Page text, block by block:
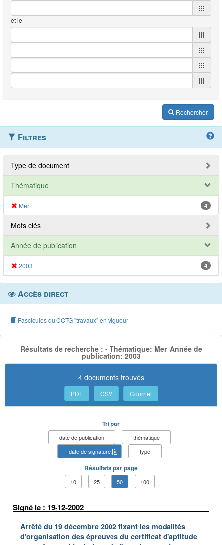
et le
Rechercher
Filtres
Type de document
Thématique
Mer 4
Mots clés
Année de publication
2003 4
Accès direct
Fascicules du CCTG "travaux" en vigueur
Résultats de recherche : - Thématique: Mer, Année de
publication: 2003
4 documents trouvés
PDF CSV Courriel
Tri par
date de publication
thématique
date de signature
type
Résultats par page
10 25 50 100
Signé le : 19-12-2002
Arrêté du 19 décembre 2002 fixant les modalités
d'organisation des épreuves du certificat d'aptitude